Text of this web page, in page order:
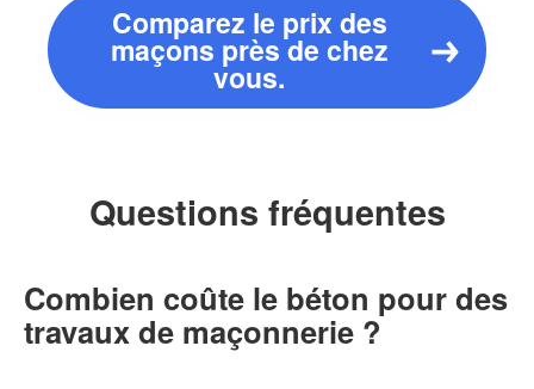
Comparez le prix des
maçons près de chez
vous.
Questions fréquentes
Combien coûte le béton pour des
travaux de maçonnerie ?